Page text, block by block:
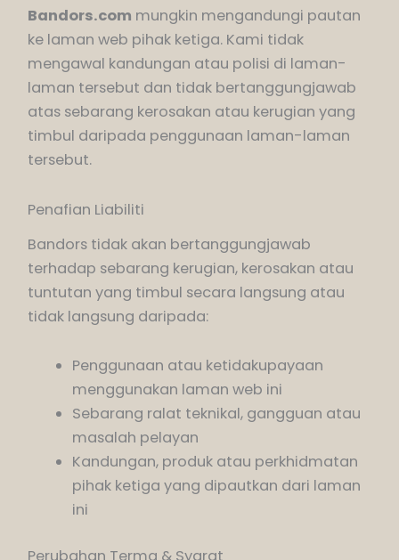
Bandors.com mungkin mengandungi pautan
ke laman web pihak ketiga. Kami tidak
mengawal kandungan atau polisi di laman-
laman tersebut dan tidak bertanggungjawab
atas sebarang kerosakan atau kerugian yang
timbul daripada penggunaan laman-laman
tersebut.
Penafian Liabiliti
Bandors tidak akan bertanggungjawab
terhadap sebarang kerugian, kerosakan atau
tuntutan yang timbul secara langsung atau
tidak langsung daripada:
Penggunaan atau ketidakupayaan
menggunakan laman web ini
Sebarang ralat teknikal, gangguan atau
masalah pelayan
Kandungan, produk atau perkhidmatan
pihak ketiga yang dipautkan dari laman
ini